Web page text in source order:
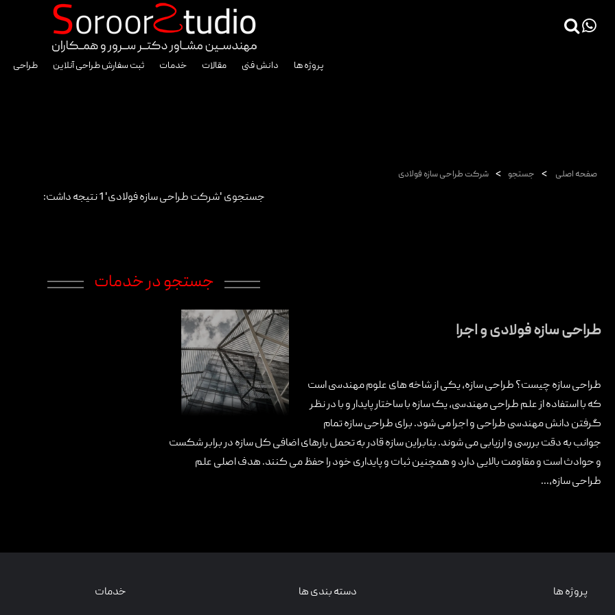
پروژه ها دانش فنی مقالات خدمات ثبت سفارش طراحی آنلاین طراحی
×
تماس با ما
صفحه اصلی > جستجو > شرکت طراحی سازه فولادی
جستجوی 'شرکت طراحی سازه فولادی' 1 نتیجه داشت:
جستجو در خدمات
طراحی سازه فولادی و اجرا
طراحی سازه چیست؟ طراحی سازه، یکی از شاخه های علوم مهندسی است
که با استفاده از علم طراحی مهندسی, یک سازه با ساختار پایدار و با در نظر
گرفتن دانش مهندسی طراحی و اجرا می شود. برای طراحی سازه تمام
جوانب به دقت بررسی و ارزیابی می شوند. بنابراین سازه قادر به تحمل بارهای اضافی کل سازه در برابر شکست
و حوادث است و مقاومت بالایی دارد و همچنین ثبات و پایداری خود را حفظ می کنند. هدف اصلی علم
طراحی سازه,...
پروژه ها دسته بندی ها خدمات